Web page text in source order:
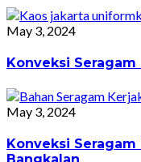
May 3, 2024
Konveksi
May 3, 2024
Konveksi